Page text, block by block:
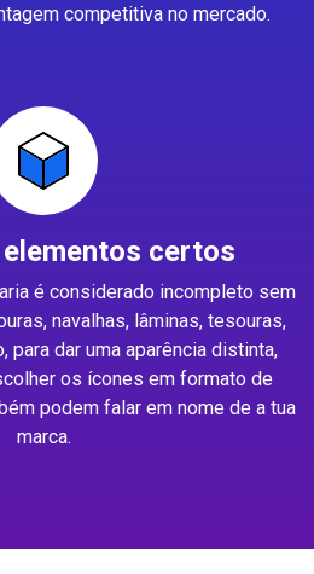
competitiva no mercado.
certos
é considerado incompleto sem
navalhas, lâminas, tesouras,
para dar uma aparência distinta,
os ícones em formato de
podem falar em nome de a tua
marca.